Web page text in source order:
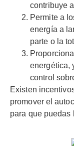
contribuye
Permite a
energía a
parte o la
energética,
control
Existen
promover el
para que puedas